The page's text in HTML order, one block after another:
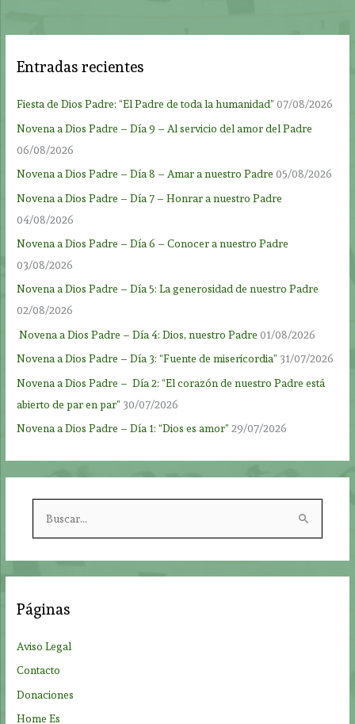
Entradas recientes
Fiesta de Dios Padre: “El Padre de toda la humanidad” 07/08/2026
Novena a Dios Padre – Día 9 – Al servicio del amor del Padre
06/08/2026
Novena a Dios Padre – Día 8 – Amar a nuestro Padre 05/08/2026
Novena a Dios Padre – Día 7 – Honrar a nuestro Padre
04/08/2026
Novena a Dios Padre – Día 6 – Conocer a nuestro Padre
03/08/2026
Novena a Dios Padre – Día 5: La generosidad de nuestro Padre
02/08/2026
Novena a Dios Padre – Día 4: Dios, nuestro Padre 01/08/2026
Novena a Dios Padre – Día 3: “Fuente de misericordia” 31/07/2026
Novena a Dios Padre – Día 2: “El corazón de nuestro Padre está
abierto de par en par” 30/07/2026
Novena a Dios Padre – Día 1: “Dios es amor” 29/07/2026
c
r
:
Páginas
Aviso Legal
Contacto
Donaciones
Home Es